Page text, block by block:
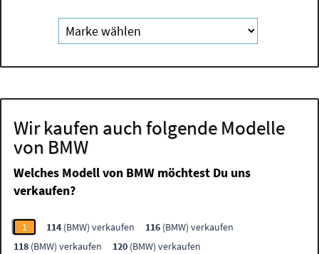
Wir kaufen auch folgende Modelle
von BMW
Welches Modell von BMW möchtest Du uns
verkaufen?
1 114 (BMW) verkaufen 116 (BMW) verkaufen
118 (BMW) verkaufen 120 (BMW) verkaufen